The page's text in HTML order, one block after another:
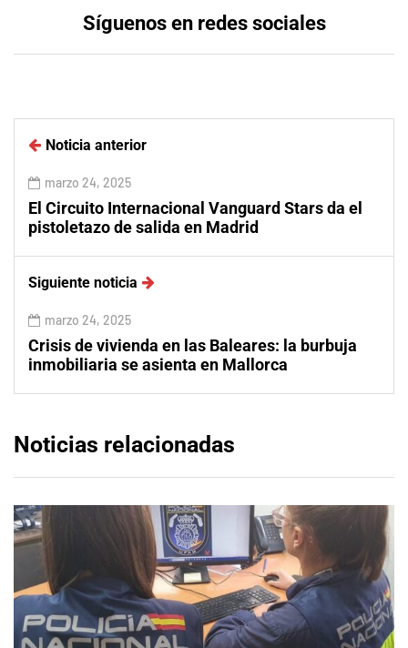
Síguenos en redes sociales
Noticia anterior
marzo 24, 2025
El Circuito Internacional Vanguard Stars da el
pistoletazo de salida en Madrid
Siguiente noticia
marzo 24, 2025
Crisis de vivienda en las Baleares: la burbuja
inmobiliaria se asienta en Mallorca
Noticias relacionadas